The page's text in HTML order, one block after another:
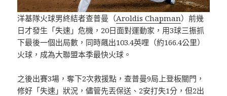
洋基隊火球男終結者查普曼（Aroldis Chapman）前幾
日才發生「失速」危機，20日面對運動家，用3球三振抓
下最後一個出局數，同時飆出103.4英哩（約166.4公里）
火球，成為大聯盟本季最快火球。
之後出賽3場，奪下2次救援點，查普曼9局上登板關門，
修好「失速」狀況，儘管先丟保送、2安打失1分，但2出